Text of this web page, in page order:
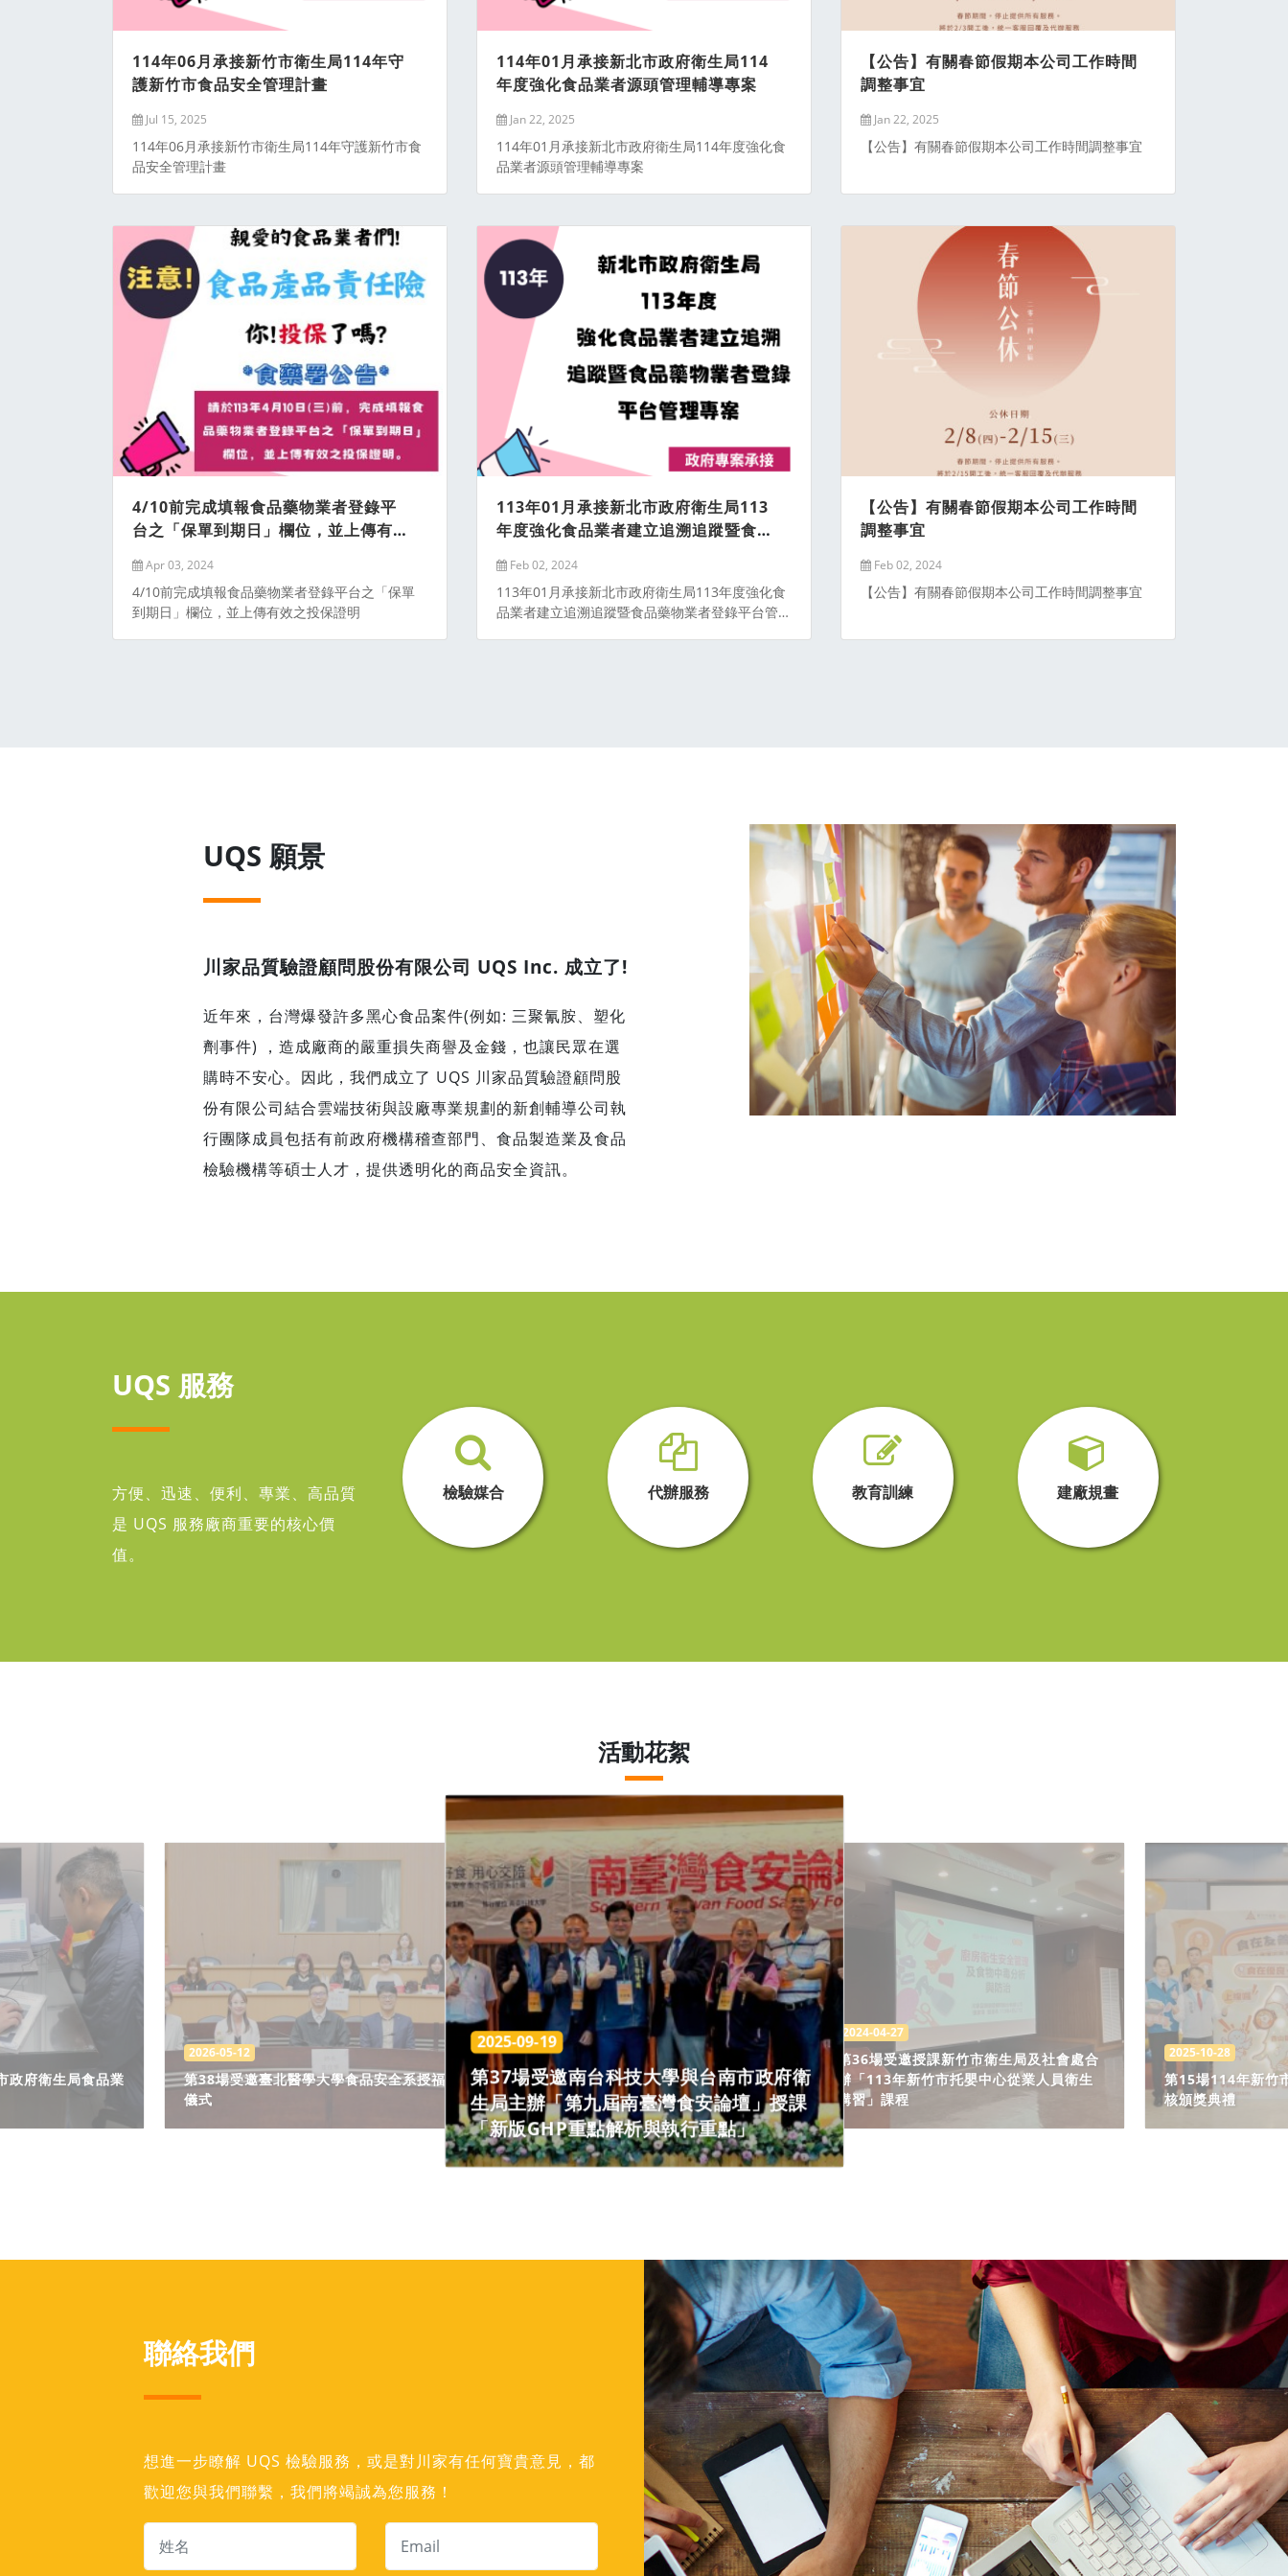
114年06月承接新竹市衛生局114年守
護新竹市食品安全管理計畫
Jul 15, 2025
114年06月承接新竹市衛生局114年守護新竹市食
品安全管理計畫
114年01月承接新北市政府衛生局114
年度強化食品業者源頭管理輔導專案
Jan 22, 2025
114年01月承接新北市政府衛生局114年度強化食
品業者源頭管理輔導專案
【公告】有關春節假期本公司工作時間
調整事宜
Jan 22, 2025
【公告】有關春節假期本公司工作時間調整事宜
4/10前完成填報食品藥物業者登錄平
台之「保單到期日」欄位，並上傳有效
Apr 03, 2024
4/10前完成填報食品藥物業者登錄平台之「保單
到期日」欄位，並上傳有效之投保證明
113年01月承接新北市政府衛生局113
年度強化食品業者建立追溯追蹤暨食品
Feb 02, 2024
113年01月承接新北市政府衛生局113年度強化食
品業者建立追溯追蹤暨食品藥物業者登錄平台管理
【公告】有關春節假期本公司工作時間
調整事宜
Feb 02, 2024
【公告】有關春節假期本公司工作時間調整事宜
UQS 願景
川家品質驗證顧問股份有限公司 UQS Inc. 成立了!
近年來，台灣爆發許多黑心食品案件(例如: 三聚氰胺、塑化
劑事件) ，造成廠商的嚴重損失商譽及金錢，也讓民眾在選
購時不安心。因此，我們成立了 UQS 川家品質驗證顧問股
份有限公司結合雲端技術與設廠專業規劃的新創輔導公司執
行團隊成員包括有前政府機構稽查部門、食品製造業及食品
檢驗機構等碩士人才，提供透明化的商品安全資訊。
UQS 服務
方便、迅速、便利、專業、高品質
是 UQS 服務廠商重要的核心價
值。
檢驗媒合 代辦服務 教育訓練 建廠規畫
活動花絮
政府衛生局食品業
2026-05-12
第38場受邀臺北醫學大學食品安全系授福
儀式
2025-09-19
第37場受邀南台科技大學與台南市政府衛
生局主辦「第九屆南臺灣食安論壇」授課
「新版GHP重點解析與執行重點」
2024-04-27
第36場受邀授課新竹市衛生局及社會處合
辦「113年新竹市托嬰中心從業人員衛生
講習」課程
2025-10-28
第15場114年新竹
核頒獎典禮
聯絡我們
想進一步瞭解 UQS 檢驗服務，或是對川家有任何寶貴意見，都
歡迎您與我們聯繫，我們將竭誠為您服務！